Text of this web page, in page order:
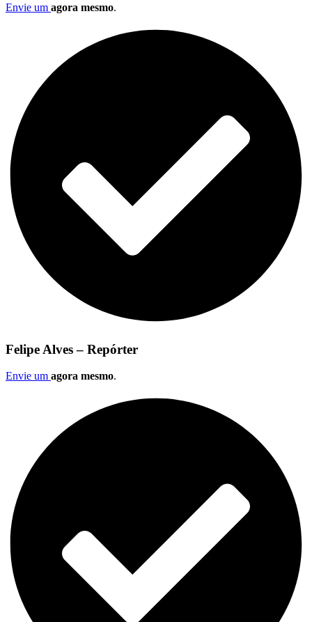
Envie um agora mesmo.
Felipe Alves – Repórter
Envie um agora mesmo.